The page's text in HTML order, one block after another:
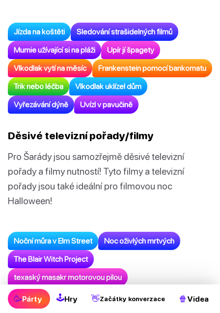
Jízda na koštěti Sledování strašidelných filmů
Mumie užívající si na pláži Upír jí špagety
Vlkodlak vytí na měsíc Frankenstein pomocí bankomatu
Trik nebo léčba Vlkodlak uklízel dům
Vyřezávání dýně Uvízl v pavučině
Děsivé televizní pořady/filmy
Pro Šarády jsou samozřejmě děsivé televizní
pořady a filmy nutností! Tyto filmy a televizní
pořady jsou také ideální pro filmovou noc
Halloween!
Noční můra v Elm Street Noc oživlých mrtvých
The Blair Witch Project
texaský masakr motorovou pilou
Nightmare Before Christmas The Exorcist Zášť
🥳Párty 🕹Hry 👋Začátky konverzace 🍿 Videa